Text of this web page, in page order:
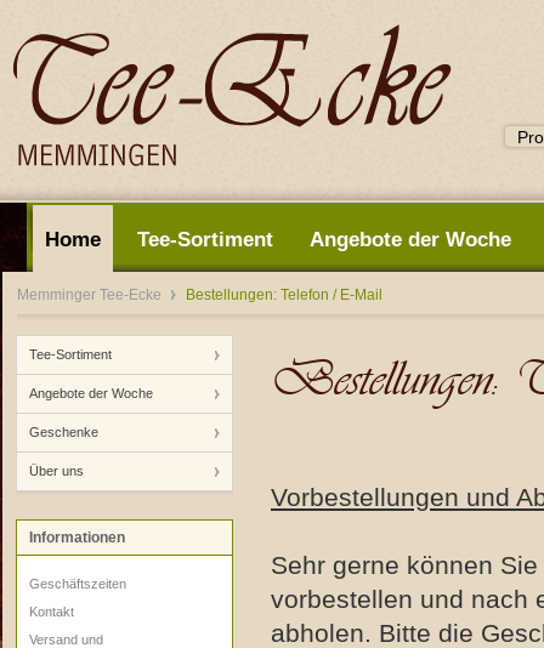
Home Tee-Sortiment Angebote der Woche
Memminger Tee-Ecke Bestellungen: Telefon / E-Mail
Tee-Sortiment
Angebote der Woche
Geschenke
Über uns
Informationen
Geschäftszeiten
Kontakt
Versand und
Vorbestellungen und
Sehr gerne können
vorbestellen und nach
abholen. Bitte die